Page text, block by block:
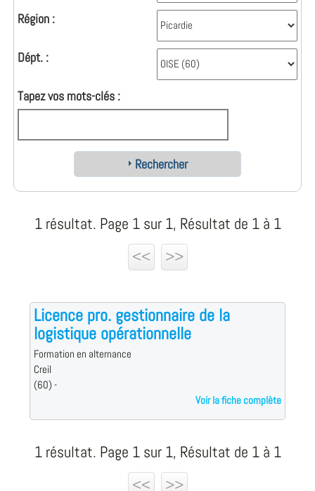
Région :
Dépt. :
Tapez vos mots-clés :
Rechercher
1 résultat. Page 1 sur 1, Résultat de 1 à 1
<<
>>
Licence pro. gestionnaire de la
logistique opérationnelle
Formation en alternance
Creil
(60) -
Voir la fiche complète
1 résultat. Page 1 sur 1, Résultat de 1 à 1
<<
>>